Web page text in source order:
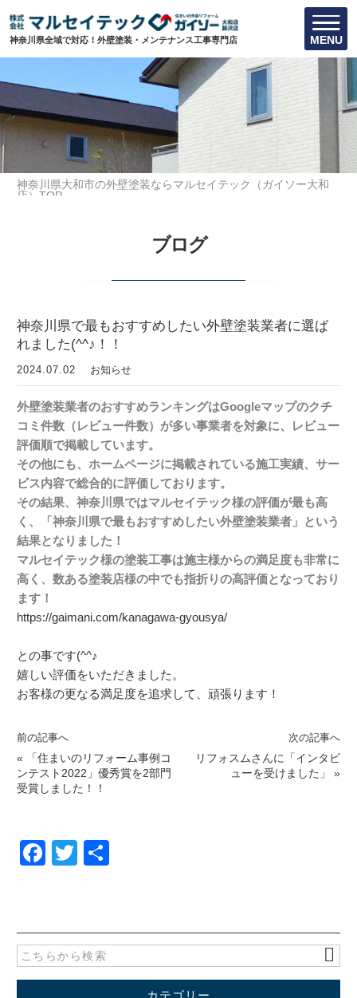
神奈川県全域で対応！外壁塗装・メンテナンス工事専門店 MENU
神奈川県大和市の外壁塗装ならマルセイテック（ガイソー大和
店）TOP
神奈川県で最もおすすめしたい外壁塗装業者に選ばれました
ブログ
神奈川県で最もおすすめしたい外壁塗装業者に選ば
れました(^^♪！！
2024.07.02 お知らせ
外壁塗装業者のおすすめランキングはGoogleマップのクチ
コミ件数（レビュー件数）が多い事業者を対象に、
レビュー
評価順で掲載しています。
その他にも、ホームページに掲載されている施工実績、サー
ビス内容で総合的に評価しております。
その結果、神奈川県ではマルセイテック様の評価が最も高
く、「神奈川県で最もおすすめしたい外壁塗装業者」という
結果となりました！
マルセイテック様の塗装工事は施主様からの満足度も非常に
高く、 数ある塗装店様の中でも指折りの高評価となっており
ます！
https://gaimani.com/kanagawa-gyousya/
との事です(^^♪
嬉しい評価をいただきました。
お客様の更なる満足度を追求して、頑張ります！
前の記事へ
«
「住まいのリフォーム事例コ
ンテスト2022」優秀賞を2部門
受賞しました！！
次の記事へ
リフォスムさんに「インタビ
ューを受けました」
»
F
e
b
o
T
er
カテゴリー